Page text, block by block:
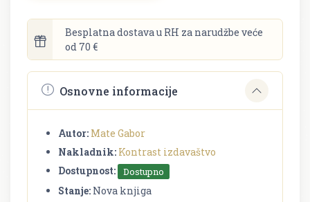
Besplatna dostava u RH za narudžbe veće
od 70 €
Osnovne informacije
Autor: Mate Gabor
Nakladnik: Kontrast izdavaštvo
Dostupnost:
Dostupno
Stanje: Nova knjiga